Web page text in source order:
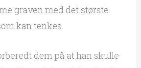
graven med det største
kan tenkes.
dem på at han skulle